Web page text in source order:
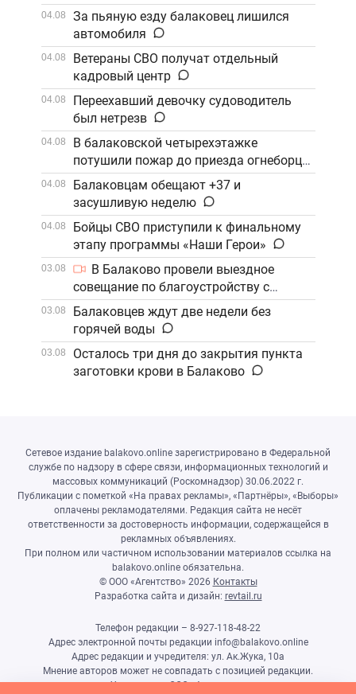
04.08
За пьяную езду балаковец лишился
автомобиля
04.08
Ветераны СВО получат отдельный
кадровый центр
04.08
Переехавший девочку судоводитель
был нетрезв
04.08
В балаковской четырехэтажке
потушили пожар до приезда огнеборцев
04.08
Балаковцам обещают +37 и
засушливую неделю
04.08
Бойцы СВО приступили к финальному
этапу программы «Наши Герои»
03.08
В Балаково провели выездное
совещание по благоустройству с
участием компании «ФосАгро»
03.08
Балаковцев ждут две недели без
горячей воды
03.08
Осталось три дня до закрытия пункта
заготовки крови в Балаково
Сетевое издание balakovo.online зарегистрировано в Федеральной
службе по надзору в сфере связи, информационных технологий и
массовых коммуникаций (Роскомнадзор) 30.06.2022 г.
Публикации с пометкой «На правах рекламы», «Партнёры», «Выборы»
оплачены рекламодателями. Редакция сайта не несёт
ответственности за достоверность информации, содержащейся в
рекламных объявлениях.
При полном или частичном использовании материалов ссылка на
balakovo.online обязательна.
© ООО «Агентство» 2026 Контакты
Разработка сайта и дизайн: revtail.ru
Телефон редакции – 8-927-118-48-22
Адрес электронной почты редакции info@balakovo.online
Адрес редакции и учредителя: ул. Ак.Жука, 10а
Мнение авторов может не совпадать с позицией редакции.
Учредитель: ООО «Агентство»